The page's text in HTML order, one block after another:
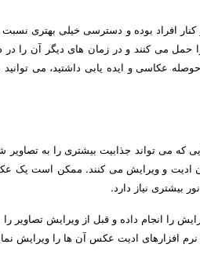
افراد بوده و دسترسی خیلی بهتری نسبت
حمل می کنند و در زمان های دیگر آن را
عکاسی و ایده یابی داشتید، می توانید
می تواند جذابیت بیشتری را به تصاویر
و ویرایش می کنند. ممکن است یک
بیشتری نیاز دارد.
را انجام داده و قبل از ویرایش تصاویر
افزارهای ادیت عکس آن ها را ویرایش